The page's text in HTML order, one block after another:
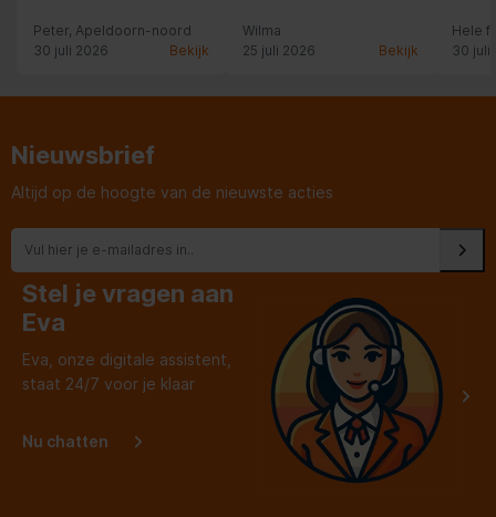
Peter, Apeldoorn-noord
30 juli 2026
Bekijk
aandacht en service-
gericht zijn en bij fouten,
onvoldoende, jammer, had
Wilma
25 juli 2026
Bekijk
wel
Hele
30 juli
Nieuwsbrief
Altijd op de hoogte van de nieuwste acties
Stel je vragen aan
Eva
Eva, onze digitale assistent,
staat 24/7 voor je klaar
Nu chatten